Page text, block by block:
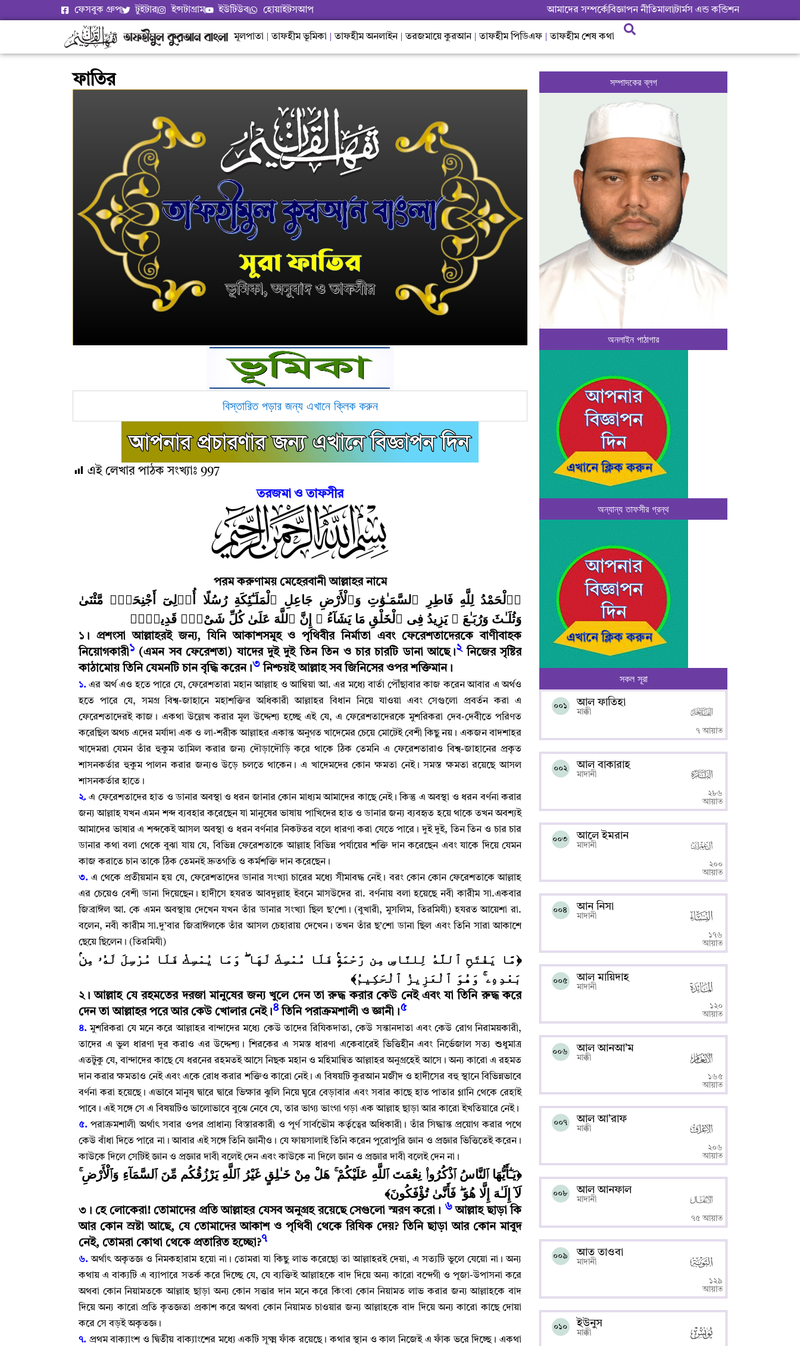
ফেসবুক গ্রুপ টুইটার ইন্সটাগ্রাম ইউটিউব হোয়াইটসআপ আমাদের সম্পর্কেবিজ্ঞাপন নীতিমালাটার্মস এন্ড কন্ডিশন
মূলপাতা তাফহীম ভূমিকা তাফহীম অনলাইন তরজমায়ে কুরআন তাফহীম পিডিএফ তাফহীম শেষ কথা
ফাতির
বিস্তারিত পড়ার জন্য এখানে ক্লিক করুন
এই লেখার পাঠক সংখ্যাঃ 997
তরজমা ও তাফসীর
পরম করুণাময় মেহেরবানী আল্লাহর নামে
﴿ٱلْحَمْدُ لِلَّهِ فَاطِرِ ٱلسَّمَـٰوَٰتِ وَٱلْأَرْضِ جَاعِلِ ٱلْمَلَـٰٓئِكَةِ رُسُلًا أُو۟لِىٓ أَجْنِحَةٍۢ مَّثْنَىٰ
وَثُلَـٰثَ وَرُبَـٰعَ ۚ يَزِيدُ فِى ٱلْخَلْقِ مَا يَشَآءُ ۚ إِنَّ ٱللَّهَ عَلَىٰ كُلِّ شَىْءٍۢ قَدِيرٌۭ﴾
১ । প্রশংসা আল্লাহরই জন্য,যিনি আকাশসমূহ ও পৃথিবীর নির্মাতা এবং ফেরেশতাদেরকে বাণীবাহক
নিয়োগকারী১ (এমন সব ফেরেশতা) যাদের দুই দুই তিন তিন ও চার চারটি ডানা আছে।২ নিজের সৃষ্টির
কাঠামোয় তিনি যেমনটি চান বৃদ্ধি করেন।৩ নিশ্চয়ই আল্লাহ‌ সব জিনিসের ওপর শক্তিমান।
১. এর অর্থ এও হতে পারে যে,ফেরেশতারা মহান আল্লাহ‌ ও আম্বিয়া আ. এর মধ্যে বার্তা পৌঁছাবার কাজ করেন আবার এ অর্থও
হতে পারে যে,সমগ্র বিশ্ব-জাহানে মহাশক্তির অধিকারী আল্লাহর বিধান নিয়ে যাওয়া এবং সেগুলো প্রবর্তন করা এ
ফেরেশতাদেরই কাজ । একথা উল্লেখ করার মূল উদ্দেশ্য হচ্ছে এই যে, এ ফেরেশতাদেরকে মুশরিকরা দেব-দেবীতে পরিণত
করেছিল অথচ এদের মর্যাদা এক ও লা-শরীক আল্লাহর একান্ত অনুগত খাদেমের চেয়ে মোটেই বেশী কিছু নয় । একজন বাদশাহর
খাদেমরা যেমন তাঁর হুকুম তামিল করার জন্য দৌড়াদৌড়ি করে থাকে ঠিক তেমনি এ ফেরেশতারাও বিশ্ব-জাহানের প্রকৃত
শাসনকর্তার হুকুম পালন করার জন্যও উড়ে চলতে থাকেন । এ খাদেমদের কোন ক্ষমতা নেই। সমস্ত ক্ষমতা রয়েছে আসল
শাসনকর্তার হাতে ।
২. এ ফেরেশতাদের হাত ও ডানার অবস্থা ও ধরন জানার কোন মাধ্যম আমাদের কাছে নেই। কিন্তু এ অবস্থা ও ধরন বর্ণনা করার
জন্য আল্লাহ‌ যখন এমন শব্দ ব্যবহার করেছেন যা মানুষের ভাষায় পাখিদের হাত ও ডানার জন্য ব্যবহৃত হয়ে থাকে তখন অবশ্যই
আমাদের ভাষার এ শব্দকেই আসল অবস্থা ও ধরন বর্ণনার নিকটতর বলে ধারণা করা যেতে পারে । দুই দুই,তিন তিন ও চার চার
ডানার কথা বলা থেকে বুঝা যায় যে,বিভিন্ন ফেরেশতাকে আল্লাহ‌ বিভিন্ন পর্যায়ের শক্তি দান করেছেন এবং যাকে দিয়ে যেমন
কাজ করাতে চান তাকে ঠিক তেমনই দ্রুতগতি ও কর্মশক্তি দান করেছেন ।
৩. এ থেকে প্রতীয়মান হয় যে, ফেরেশতাদের ডানার সংখ্যা চারের মধ্যে সীমাবদ্ধ নেই। বরং কোন কোন ফেরেশতাকে আল্লাহ‌
এর চেয়েও বেশী ডানা দিয়েছেন। হাদীসে হযরত আবদুল্লাহ ইবনে মাসউদের রা. বর্ণনায় বলা হয়েছে নবী কারীম সা.একবার
জিব্রাঈল আ. কে এমন অবস্থায় দেখেন যখন তাঁর ডানার সংখ্যা ছিল ছ’শো । (বুখারী,মুসলিম,তিরমিযী) হযরত আয়েশা রা.
বলেন,নবী কারীম সা.দু’বার জিব্রাঈলকে তাঁর আসল চেহারায় দেখেন। তখন তাঁর ছ’শো ডানা ছিল এবং তিনি সারা আকাশে
ছেয়ে ছিলেন । (তিরমিযী)
﴿مَّا يَفْتَحِ ٱللَّهُ لِلنَّاسِ مِن رَّحْمَةٍۢ فَلَا مُمْسِكَ لَهَا ۖ وَمَا يُمْسِكْ فَلَا مُرْسِلَ لَهُۥ مِنۢ
بَعْدِهِۦ ۚ وَهُوَ ٱلْعَزِيزُ ٱلْحَكِيمُ﴾
২। আল্লাহ যে রহমতের দরজা মানুষের জন্য খুলে দেন তা রুদ্ধ করার কেউ নেই এবং যা তিনি রুদ্ধ করে
দেন তা আল্লাহর পরে আর কেউ খোলার নেই।৪ তিনি পরাক্রমশালী ও জ্ঞানী ।৫
৪. মুশরিকরা যে মনে করে আল্লাহর বান্দাদের মধ্যে কেউ তাদের রিযিকদাতা,কেউ সন্তানদাতা এবং কেউ রোগ নিরাময়কারী,
তাদের এ ভুল ধারণা দূর করাও এর উদ্দেশ্য । শিরকের এ সমস্ত ধারণা একেবারেই ভিত্তিহীন এবং নির্ভেজাল সত্য শুধুমাত্র
এতটুকু যে,বান্দাদের কাছে যে ধরনের রহমতই আসে নিছক মহান ও মহিমান্বিত আল্লাহ‌র অনুগ্রহেই আসে। অন্য কারো এ রহমত
দান করার ক্ষমতাও নেই এবং একে রোধ করার শক্তিও কারো নেই। এ বিষয়টি কুরআন মজীদ ও হাদীসের বহু স্থানে বিভিন্নভাবে
বর্ণনা করা হয়েছে। এভাবে মানুষ দ্বারে দ্বারে ভিক্ষার ঝুলি নিয়ে ঘুরে বেড়াবার এবং সবার কাছে হাত পাতার গ্লানি থেকে রেহাই
পাবে । এই সঙ্গে সে এ বিষয়টিও ভালোভাবে বুঝে নেবে যে,তার ভাগ্য ভাংগা গড়া এক আল্লাহ‌ ছাড়া আর কারো ইখতিয়ারে নেই।
৫. পরাক্রমশালী অর্থাৎ সবার ওপর প্রাধান্য বিস্তারকারী ও পূর্ণ সার্বভৌম কর্তৃত্বের অধিকারী । তাঁর সিদ্ধান্ত প্রয়োগ করার পথে
কেউ বাঁধা দিতে পারে না । আবার এই সঙ্গে তিনি জ্ঞানীও । যে ফায়সালাই তিনি করেন পুরোপুরি জ্ঞান ও প্রজ্ঞার ভিত্তিতেই করেন ।
কাউকে দিলে সেটিই জ্ঞান ও প্রজ্ঞার দাবী বলেই দেন এবং কাউকে না দিলে জ্ঞান ও প্রজ্ঞার দাবী বলেই দেন না ।
﴿يَـٰٓأَيُّهَا ٱلنَّاسُ ٱذْكُرُوا۟ نِعْمَتَ ٱللَّهِ عَلَيْكُمْ ۚ هَلْ مِنْ خَـٰلِقٍ غَيْرُ ٱللَّهِ يَرْزُقُكُم مِّنَ ٱلسَّمَآءِ وَٱلْأَرْضِ ۚ
لَآ إِلَـٰهَ إِلَّا هُوَ ۖ فَأَنَّىٰ تُؤْفَكُونَ﴾
৩ । হে লোকেরা! তোমাদের প্রতি আল্লাহর যেসব অনুগ্রহ রয়েছে সেগুলো স্মরণ করো । ৬ আল্লাহ ছাড়া কি
আর কোন স্রষ্টা আছে, যে তোমাদের আকাশ ও পৃথিবী থেকে রিযিক দেয়?তিনি ছাড়া আর কোন মাবুদ
নেই, তোমরা কোথা থেকে প্রতারিত হচ্ছো?৭
৬. অর্থাৎ অকৃতজ্ঞ ও নিমকহারাম হয়ো না । তোমরা যা কিছু লাভ করেছো তা আল্লাহরই দেয়া, এ সত্যটি ভুলে যেয়ো না । অন্য
কথায় এ বাক্যটি এ ব্যাপারে সতর্ক করে দিচ্ছে যে, যে ব্যক্তিই আল্লাহকে বাদ দিয়ে অন্য কারো বন্দেগী ও পূজা-উপাসনা করে
অথবা কোন নিয়ামতকে আল্লাহ‌ ছাড়া অন্য কোন সত্তার দান মনে করে কিংবা কোন নিয়ামত লাভ করার জন্য আল্লাহকে বাদ
দিয়ে অন্য কারো প্রতি কৃতজ্ঞতা প্রকাশ করে অথবা কোন নিয়ামত চাওয়ার জন্য আল্লাহকে বাদ দিয়ে অন্য কারো কাছে দোয়া
করে সে বড়ই অকৃতজ্ঞ।
৭. প্রথম বাক্যাংশ ও দ্বিতীয় বাক্যাংশের মধ্যে একটি সূক্ষ্ম ফাঁক রয়েছে। কথার স্থান ও কাল নিজেই এ ফাঁক ভরে দিচ্ছে । একথা
সম্পাদকের ব্লগ
অনলাইন পাঠাগার
অন্যান্য তাফসীর গ্রন্থ
সকল সূরা
০০১ আল ফাতিহা
মাক্কী
৭ আয়াত
০০২ আল বাকারাহ
মাদানী
২৮৬
আয়াত
০০৩ আলে ইমরান
মাদানী
২০০
আয়াত
০০৪ আন নিসা
মাদানী
১৭৬
আয়াত
০০৫ আল মায়িদাহ
মাদানী
১২০
আয়াত
০০৬ আল আনআ’ম
মাক্কী
১৬৫
আয়াত
০০৭ আল আ’রাফ
মাক্কী
২০৬
আয়াত
০০৮ আল আনফাল
মাদানী
৭৫ আয়াত
০০৯ আত তাওবা
মাদানী
১২৯
আয়াত
০১০ ইউনুস
মাক্কী